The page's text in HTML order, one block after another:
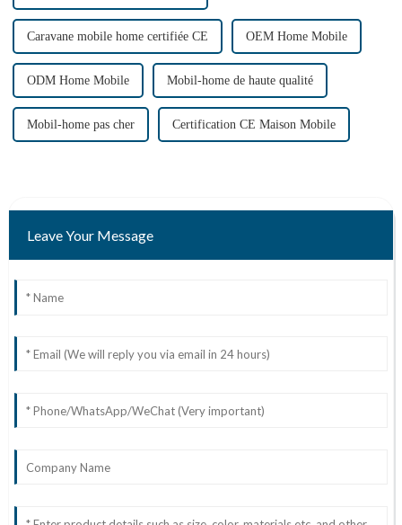
Caravane mobile home certifiée CE OEM Home Mobile
ODM Home Mobile Mobil-home de haute qualité
Mobil-home pas cher Certification CE Maison Mobile
Leave Your Message